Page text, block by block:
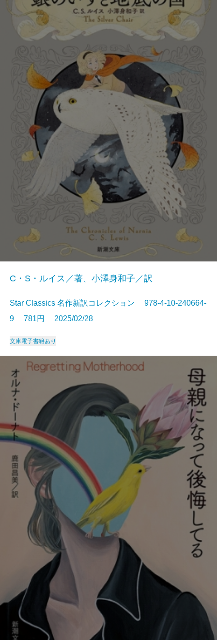
C・S・ルイス／著、小澤身和子／訳
Star Classics 名作新訳コレクション 978-4-10-240664-
9 781円 2025/02/28
文庫電子書籍あり